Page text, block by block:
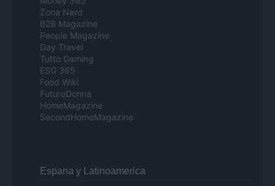
Zona Nerd
B2B Magazine
People Magazine
Day Travel
Tutto Gaming
ESG 365
Food Wiki
FuturoDonna
HomeMagazine
SecondHomeMagazine
Espana y Latinoamerica